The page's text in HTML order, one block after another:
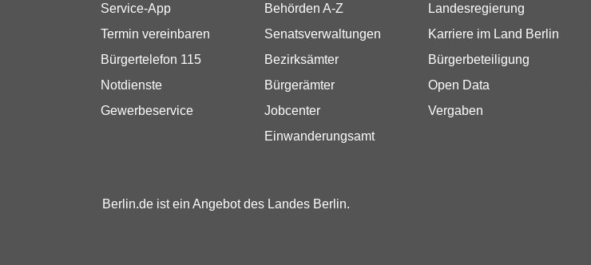
Service-App
Termin vereinbaren
Bürgertelefon 115
Notdienste
Gewerbeservice
Behörden A-Z
Senatsverwaltungen
Bezirksämter
Bürgerämter
Jobcenter
Einwanderungsamt
Landesregierung
Karriere im Land Berlin
Bürgerbeteiligung
Open Data
Vergaben
Berlin.de ist ein Angebot des Landes Berlin.